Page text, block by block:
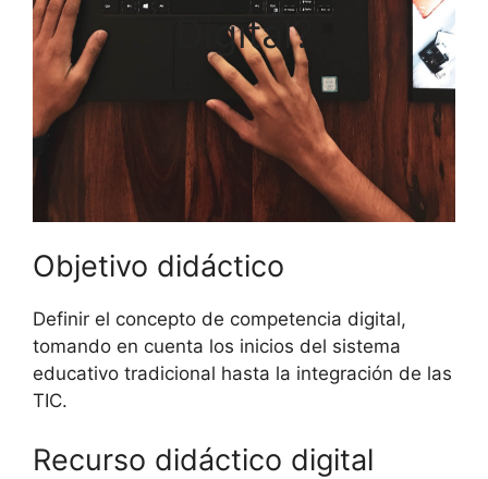
Digital?
Objetivo didáctico
Definir el concepto de competencia digital,
tomando en cuenta los inicios del sistema
educativo tradicional hasta la integración de las
TIC.
Recurso didáctico digital